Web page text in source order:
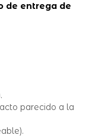
de entrega de
parecido a la